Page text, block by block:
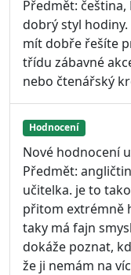
Předmět:
dobrý styl
mít dobře řešíte
třídu zábavné
nebo čtenářský
Hodnocení
Nové hodnocení
Předmět:
učitelka. je to
přitom extrémně
taky má fajn
dokáže poznat,
že ji nemám na